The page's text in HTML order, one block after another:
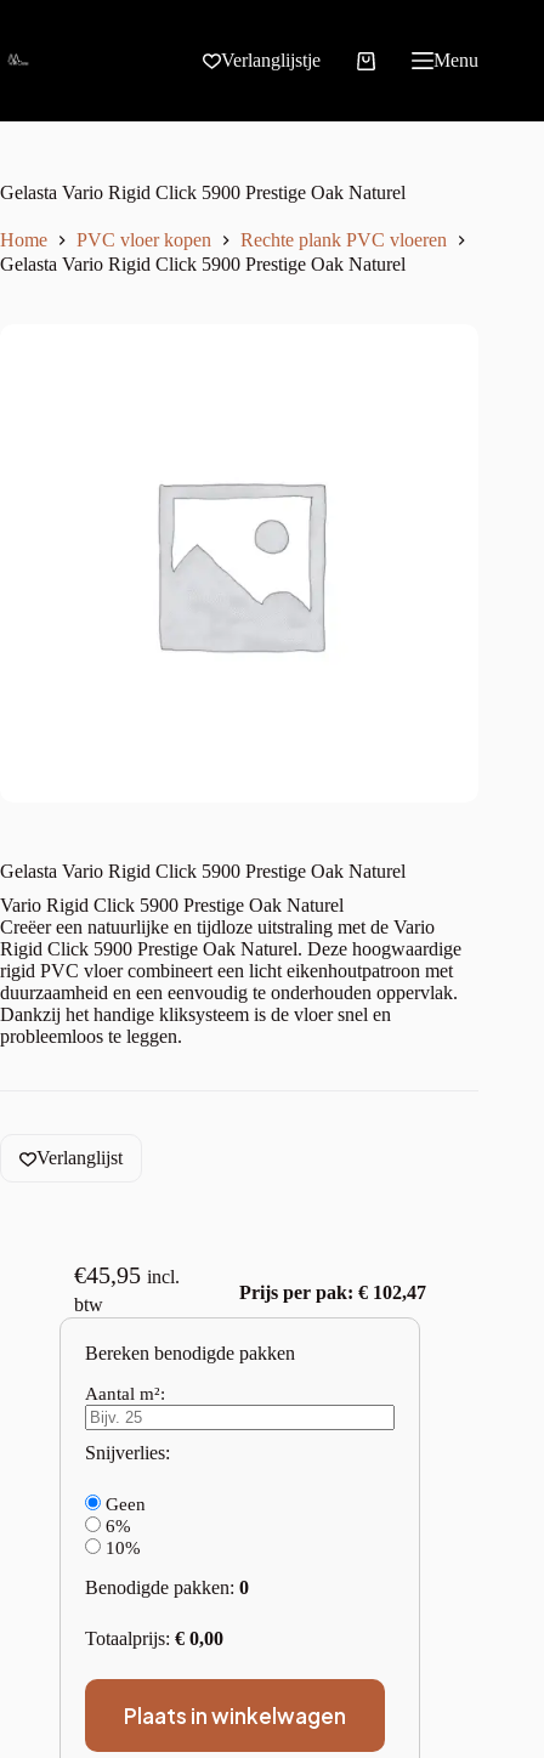
Verlanglijstje Menu
Gelasta Vario Rigid Click 5900 Prestige Oak Naturel
Home PVC vloer kopen
Rechte plank PVC vloeren
Gelasta Vario Rigid Click 5900 Prestige Oak Naturel
Gelasta Vario Rigid Click 5900 Prestige Oak Naturel
Vario Rigid Click 5900 Prestige Oak Naturel
Creëer een natuurlijke en tijdloze uitstraling met de Vario
Rigid Click 5900 Prestige Oak Naturel. Deze hoogwaardige
rigid PVC vloer combineert een licht eikenhoutpatroon met
duurzaamheid en een eenvoudig te onderhouden oppervlak.
Dankzij het handige kliksysteem is de vloer snel en
probleemloos te leggen.
Verlanglijst
€45,95 incl.
btw
Prijs per pak: € 102,47
Bereken benodigde pakken
Aantal m²:
Snijverlies:
Geen
6%
10%
Benodigde pakken: 0
Totaalprijs: € 0,00
Plaats in winkelwagen